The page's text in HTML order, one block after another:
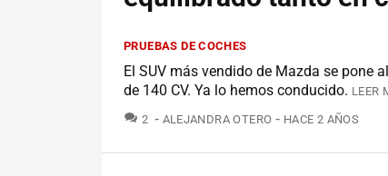
PRUEBAS DE COCHES
El SUV más vendido de Mazda se pone
de 140 CV. Ya lo hemos conducido. LEER
2 COMENTARIOS
ALEJANDRA OTERO HACE 2 AÑOS